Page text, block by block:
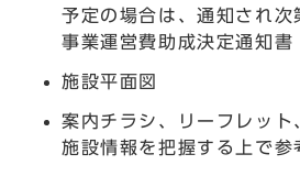
予定の場合は、通知され次
事業運営費助成決定通知書
施設平面図
案内チラシ、リーフレット
施設情報を把握する上で参